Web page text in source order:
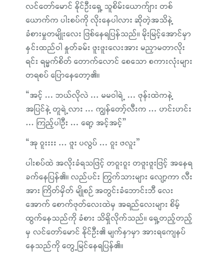
လင်တော်မောင် နိုင်ဦးရှေ့ သူစိမ်းယောက်ျား တစ်
ယောက်က ပါးစပ်ကို လိုးနေပါလား ဆိုတဲ့အသိနဲ့
ခံစားမှုတမျိုးလေး ဖြစ်နေရပြန်သည်။ မိုးမြင့်အောင်မှာ
နှင်းထည်ဝါ နှုတ်ခမ်း ဖူးဖူးလေးအား မညှာမတာလိုး
ရင်း ရမ္မက်စိတ် တောက်လောင် စေသော စကားလုံးများ
တရစပ် ပြောနေတော့၏။
“အင့် … ဘယ်လိုလဲ … မမဝါရဲ့ … ဖုန်းထဲကနဲ့
အပြင်နဲ့ တူရဲ့လား … ကျွန်တော့်လီးက … ဟင်းဟင်း
… ကြည့်ပါဦး … ရော့ အင့်အင့်”
“အု ဝူးးးး … ဖူး ပလွပ် … ဝူး ဖလူး”
ပါးစပ်ထဲ အလိုးခံရသဖြင့် တဝူးဝူး တဖူးဖူးဖြင့် အနေရ
ခက်နေပြန်၏။ လည်ပင်း ကြွက်သားများ လျော့ကာ လီး
အား ကြိတ်မှိတ် မျိုစဉ် အတွင်းခံဘောင်းဘီ လေး
အောက် စောက်ဖုတ်လေးထဲမှ အရည်လေးများ စိမ့်
ထွက်နေသည်ကို ခံစား သိရှိလိုက်သည်။ ရှေ့တည့်တည့်
မှ လင်တော်မောင် နိုင်ဦး၏ မျက်နှာမှာ အားရကျေနပ်
နေသည်ကို တွေ့မြင်နေရပြန်၏။